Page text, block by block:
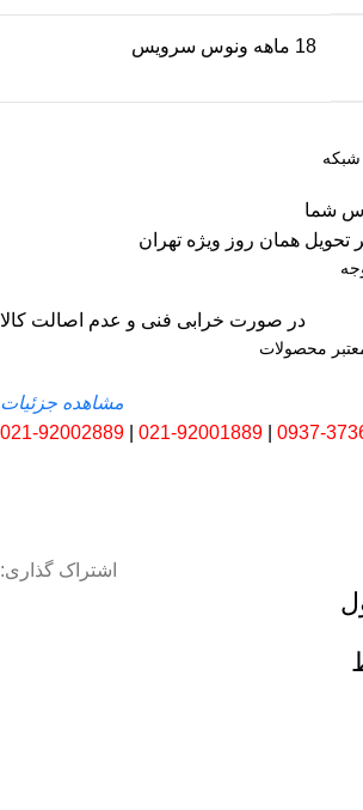
18 ماهه ونوس سرویس
شبکه
شما
در صورت خرابی فنی و عدم اصالت کالا
محصولات
مشاهده جزئیات
0937-
021-92001889
021-92002889
اشتراک گذاری: